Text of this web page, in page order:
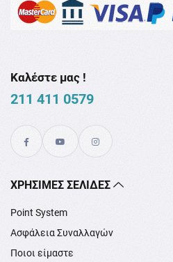
Καλέστε μας !
211 411 0579
XΡΉΣΙΜΕΣ ΣΕΛΊΔΕΣ
Point System
Ασφάλεια Συναλλαγών
Ποιοι είμαστε